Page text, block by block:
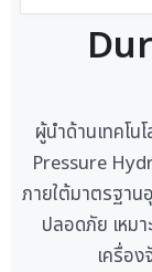
ผู้นำด้านเทคโ
Pressure
ภายใต้มาตรฐาน
ปลอดภัย เหม
เครื่อ